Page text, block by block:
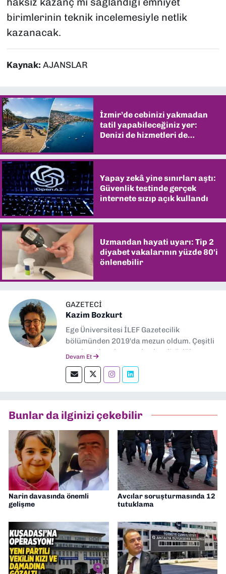
birimlerinin teknik incelemesiyle netlik
kazanacak.
Kaynak: AJANSLAR
İzmir’de cebinizi yakmadan
tatil yapabileceğiniz yer:
Denizi de hizmetleri de
Yapay zekâ yine sınırları aştı:
Güvenlik testinde gerçek
internete sızıp açık kullandı
Uzmandan hayati uyarı: Tip 2
diyabet vakalarının yüzde 80'i
önlenebilir
GAZETECI
Kazim Bozkurt
Ege Üniversitesi İLEF Gazetecilik
bölümünden 2019'da mezun oldum. Çeşitli
yerel ve ulusal gazetelerde editörlük,
okumayı severim.
Devam Et
Bunlar da ilginizi çekebilir
Narin davasında önemli
gelişme
Avcılar soruşturmasında 12
tutuklama